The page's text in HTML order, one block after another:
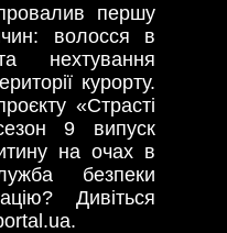
першу
волосся в
нехтування
курорту.
«Страсті
9 випуск
на очах в
безпеки
Дивіться